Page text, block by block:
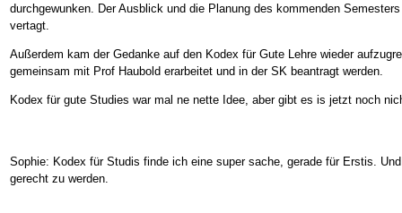
durchgewunken. Der Ausblick und die Planung des kommenden
vertagt.
Außerdem kam der Gedanke auf den Kodex für Gute Lehre wieder
gemeinsam mit Prof Haubold erarbeitet und in der SK beantragt werden.
Kodex für gute Studies war mal ne nette Idee, aber gibt es is jetzt noch
Sophie: Kodex für Studis finde ich eine super sache, gerade für Erstis.
gerecht zu werden.